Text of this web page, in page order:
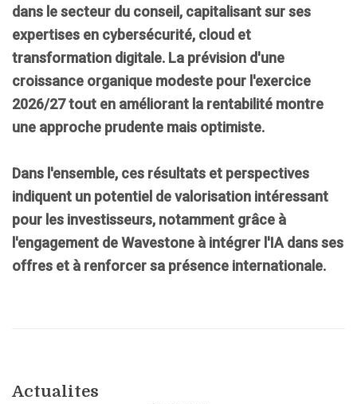
dans le secteur du conseil, capitalisant sur ses
expertises en cybersécurité, cloud et
transformation digitale. La prévision d'une
croissance organique modeste pour l'exercice
2026/27tout en améliorant la rentabilité montre
une approche prudente mais optimiste.
Dans l'ensemble, ces résultats et perspectives
indiquent un potentiel de valorisation intéressant
pour les investisseurs, notamment grâce à
l'engagement de Wavestone à intégrer l'IA dans ses
offres et à renforcer sa présence internationale.
Actualites